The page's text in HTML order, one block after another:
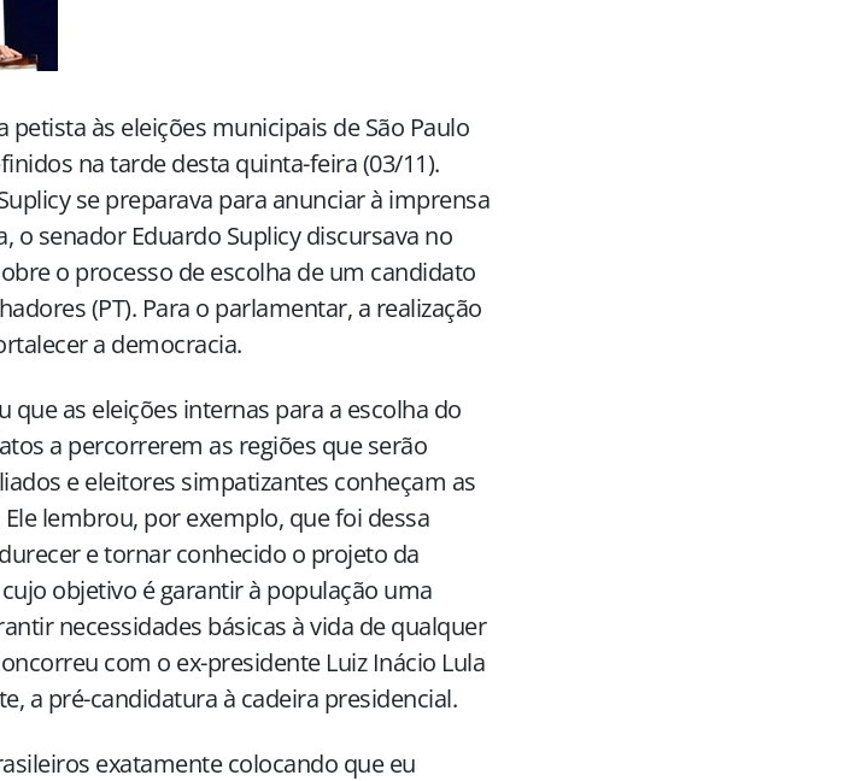
às eleições municipais de São Paulo
na tarde desta quinta-feira (03/11).
se preparava para anunciar à imprensa
o senador Eduardo Suplicy discursava no
o processo de escolha de um candidato
(PT). Para o parlamentar, a realização
a democracia.
que as eleições internas para a escolha do
a percorrerem as regiões que serão
e eleitores simpatizantes conheçam as
lembrou, por exemplo, que foi dessa
e tornar conhecido o projeto da
objetivo é garantir à população uma
necessidades básicas à vida de qualquer
com o ex-presidente Luiz Inácio Lula
a pré-candidatura à cadeira presidencial.
exatamente colocando que eu